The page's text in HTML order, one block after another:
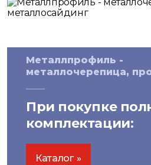
Металлпрофиль -
металлочерепица,
При покупке
комплектации:
скидка на
системы
Каталог